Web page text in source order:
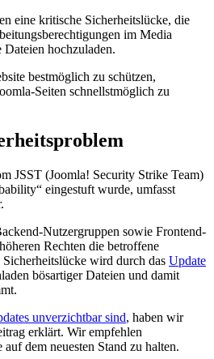
eine kritische Sicherheitslücke, die
im Media
hochzuladen.
bestmöglich zu schützen,
Seiten schnellstmöglich zu
JSST (Joomla! Security Strike Team)
eingestuft wurde, umfasst
Nutzergruppen sowie Frontend-
Rechten die betroffene
wird durch das Update
bösartiger Dateien und damit
unverzichtbar sind, haben wir
erklärt. Wir empfehlen
dem neuesten Stand zu halten.